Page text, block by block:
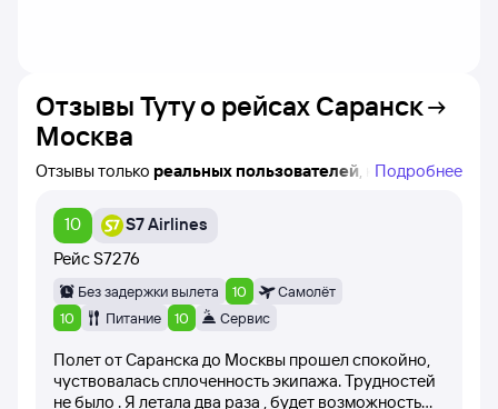
Отзывы Туту о рейсах Саранск
Москва
Отзывы только реальных пользователей, которые
Туту!
Вы можете увидеть название конкретного рейса,
авиакомпанию и время вылета, а также дату написания
При написании отзывов клиенты оценивают рейс
вежливость персонала, питание на борту самолёта).
Все посетители сайта имеют возможность оценить
Подробнее
10
S7 Airlines
РейсS7276
Без задержки вылета 10
Самолёт
10
Питание 10 Сервис
Полет от Саранска до Москвы прошел спокойно,
чуствовалась сплоченность экипажа. Трудностей
не было . Я летала два раза , будет возможность